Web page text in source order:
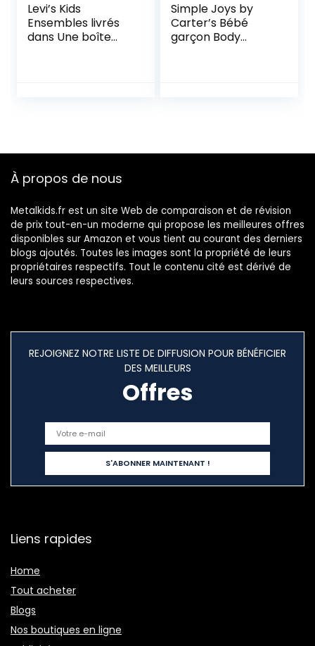
Levi’s Kids
Ensembles livrés
dans Une boîte
Simple Joys by
Carter’s Bébé
garçon Body
À propos de nous
Metalkids.fr est un site Web de comparaison et de révision
de prix tout-en-un moderne qui propose les meilleures offres
disponibles sur Amazon et vous tient au courant des derniers
blogs ajoutés. Toutes les images sont la propriété de leurs
propriétaires respectifs. Tout le contenu cité est dérivé de
leurs sources respectives.
REJOIGNEZ NOTRE LISTE DE DIFFUSION POUR BÉNÉFICIER
DES MEILLEURS
Offres
Liens rapides
Home
Tout acheter
Blogs
Nos boutiques en ligne